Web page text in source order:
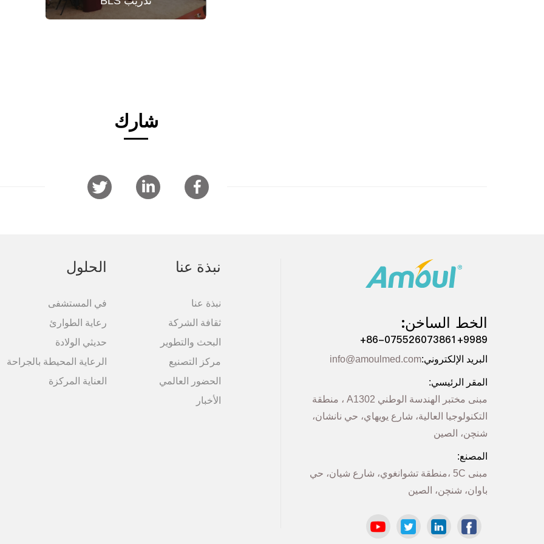
شارك
الحلول
في المستشفى
رعاية الطوارئ
حديثي الولادة
الرعاية المحيطة بالجراحة
العناية المركزة
نبذة عنا
نبذة عنا
ثقافة الشركة
البحث والتطویر
مركز التصنیع
الحضور العالمي
الأخبار
الخط الساخن:
+86-075526073861+9989
البرید الإلكتروني:info@amoulmed.com
المقر الرئیسي:
مبنى مختبر الھندسة الوطني A1302 ، منطقة
التكنولوجیا العالیة، شارع یویھاي، حي نانشان،
شنچن، الصین
المصنع:
مبنى 5C ،منطقة تشوانغوي، شارع شیان، حي
باوان، شنچن، الصین